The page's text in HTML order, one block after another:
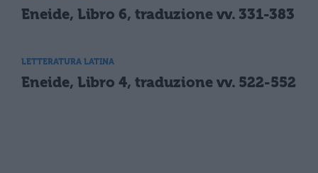
Eneide, Libro 6, traduzione vv. 331-383
LETTERATURA LATINA
Eneide, Libro 4, traduzione vv. 522-552